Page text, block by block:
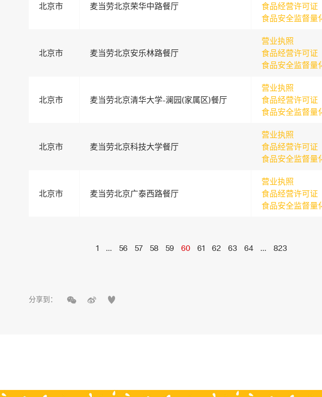
北京市 麦当劳北京荣华中路餐厅
食品经营许可证
食品安全监督量
北京市 麦当劳北京安乐林路餐厅
营业执照
食品经营许可证
食品安全监督量
北京市 麦当劳北京清华大学-澜园(家属区)餐厅
营业执照
食品经营许可证
食品安全监督量
北京市 麦当劳北京科技大学餐厅
营业执照
食品经营许可证
食品安全监督量
北京市 麦当劳北京广泰西路餐厅
营业执照
食品经营许可证
食品安全监督量
1 ... 56 57 58 59 60 61 62 63 64 ... 823
分享到：   